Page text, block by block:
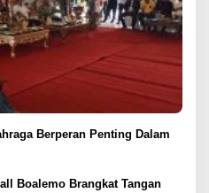
Berperan Penting Dalam
Boalemo Brangkat Tangan